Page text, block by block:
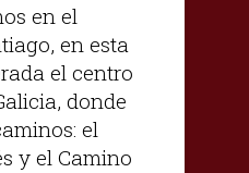
en el
en esta
el centro
donde
el
y el Camino